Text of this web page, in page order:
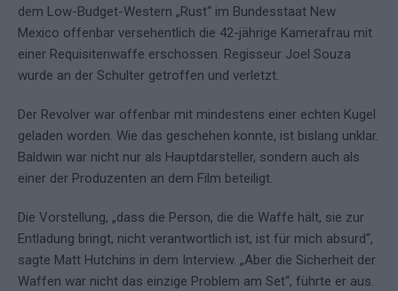
dem Low-Budget-Western „Rust“ im Bundesstaat New
Mexico offenbar versehentlich die 42-jährige Kamerafrau mit
einer Requisitenwaffe erschossen. Regisseur Joel Souza
wurde an der Schulter getroffen und verletzt.
Der Revolver war offenbar mit mindestens einer echten Kugel
geladen worden. Wie das geschehen konnte, ist bislang unklar.
Baldwin war nicht nur als Hauptdarsteller, sondern auch als
einer der Produzenten an dem Film beteiligt.
Die Vorstellung, „dass die Person, die die Waffe hält, sie zur
Entladung bringt, nicht verantwortlich ist, ist für mich absurd“,
sagte Matt Hutchins in dem Interview. „Aber die Sicherheit der
Waffen war nicht das einzige Problem am Set“, führte er aus.